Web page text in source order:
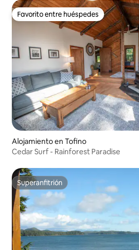
Favorito entre huéspedes
Favorito entre huéspedes
Alojamiento en Tofino
Cedar Surf - Rainforest Paradise
Superanfitrión
Superanfitrión